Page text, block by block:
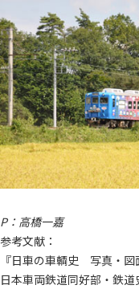
P：高橋一嘉
参考文献：
『日車の車輌史 写真・図
日本車両鉄道同好部・鉄